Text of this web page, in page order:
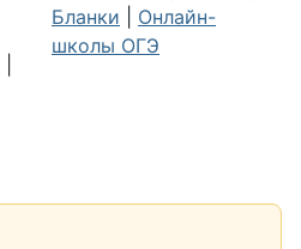
Бланки
Онлайн-
школы ОГЭ